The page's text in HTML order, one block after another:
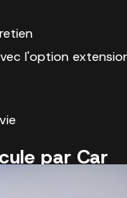
l'option
par Car